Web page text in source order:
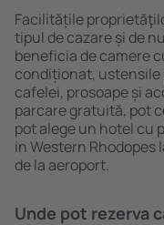
Facilitățile
tipul de cazare și de
beneficia de camere
condiționat, ustensile
cafelei, prosoape și
parcare gratuită, pot
pot alege un hotel cu
in Western
de la aeroport.
Unde pot rezerva